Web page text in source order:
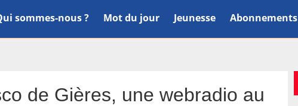
sommes-nous ? Mot du jour Jeunesse Abonnements
de Gières, une webradio au